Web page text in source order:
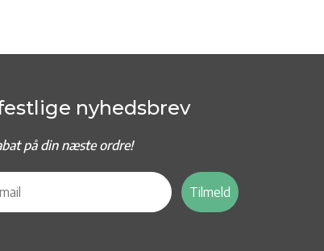
nyhedsbrev
på din næste ordre!
Tilmeld